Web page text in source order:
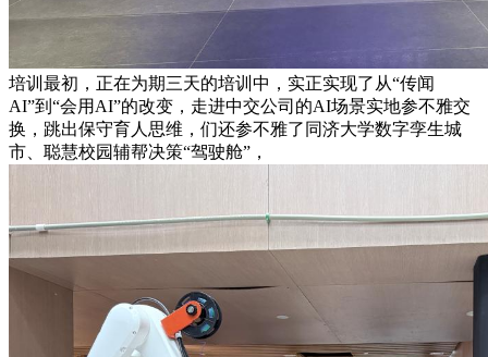
培训最初，正在为期三天的培训中，实正实现了从“传闻
AI”到“会用AI”的改变，走进中交公司的AI场景实地参不雅交
换，跳出保守育人思维，们还参不雅了同济大学数字孪生城
市、聪慧校园辅帮决策“驾驶舱”，